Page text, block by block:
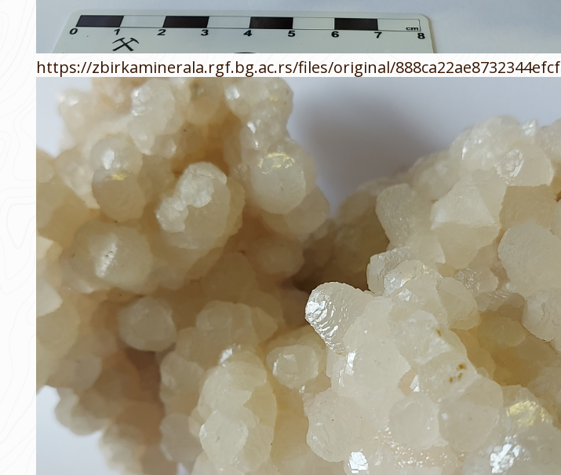
https://zbirkaminerala.rgf.bg.ac.rs/files/original/